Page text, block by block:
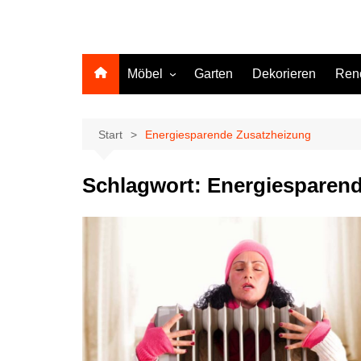
Möbel Garten Dekorieren
Start Energiesparende Zusatzheizung
Schlagwort: